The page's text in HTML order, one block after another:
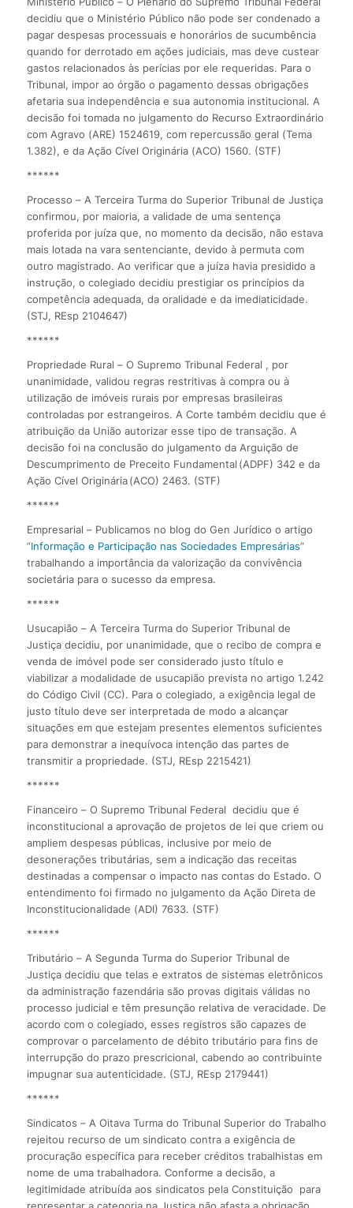
decidiu que o Ministério Público não pode ser condenado a
pagar despesas processuais e honorários de sucumbência
quando for derrotado em ações judiciais, mas deve custear
gastos relacionados às perícias por ele requeridas. Para o
Tribunal, impor ao órgão o pagamento dessas obrigações
afetaria sua independência e sua autonomia institucional. A
decisão foi tomada no julgamento do Recurso Extraordinário
com Agravo (ARE) 1524619, com repercussão geral (Tema
1.382), e da Ação Cível Originária (ACO) 1560. (STF)
******
Processo – A Terceira Turma do Superior Tribunal de Justiça
confirmou, por maioria, a validade de uma sentença
proferida por juíza que, no momento da decisão, não estava
mais lotada na vara sentenciante, devido à permuta com
outro magistrado. Ao verificar que a juíza havia presidido a
instrução, o colegiado decidiu prestigiar os princípios da
competência adequada, da oralidade e da imediaticidade.
(STJ, REsp 2104647)
******
Propriedade Rural – O Supremo Tribunal Federal , por
unanimidade, validou regras restritivas à compra ou à
utilização de imóveis rurais por empresas brasileiras
controladas por estrangeiros. A Corte também decidiu que é
atribuição da União autorizar esse tipo de transação. A
decisão foi na conclusão do julgamento da Arguição de
Descumprimento de Preceito Fundamental (ADPF) 342 e da
Ação Cível Originária (ACO) 2463. (STF)
******
Empresarial – Publicamos no blog do Gen Jurídico o artigo
“Informação e Participação nas Sociedades Empresárias”
trabalhando a importância da valorização da convivência
societária para o sucesso da empresa.
******
Usucapião – A Terceira Turma do Superior Tribunal de
Justiça decidiu, por unanimidade, que o recibo de compra e
venda de imóvel pode ser considerado justo título e
viabilizar a modalidade de usucapião prevista no artigo 1.242
do Código Civil (CC). Para o colegiado, a exigência legal de
justo título deve ser interpretada de modo a alcançar
situações em que estejam presentes elementos suficientes
para demonstrar a inequívoca intenção das partes de
transmitir a propriedade. (STJ, REsp 2215421)
******
Financeiro – O Supremo Tribunal Federal decidiu que é
inconstitucional a aprovação de projetos de lei que criem ou
ampliem despesas públicas, inclusive por meio de
desonerações tributárias, sem a indicação das receitas
destinadas a compensar o impacto nas contas do Estado. O
entendimento foi firmado no julgamento da Ação Direta de
Inconstitucionalidade (ADI) 7633. (STF)
******
Tributário – A Segunda Turma do Superior Tribunal de
Justiça decidiu que telas e extratos de sistemas eletrônicos
da administração fazendária são provas digitais válidas no
processo judicial e têm presunção relativa de veracidade. De
acordo com o colegiado, esses registros são capazes de
comprovar o parcelamento de débito tributário para fins de
interrupção do prazo prescricional, cabendo ao contribuinte
impugnar sua autenticidade. (STJ, REsp 2179441)
******
Sindicatos – A Oitava Turma do Tribunal Superior do Trabalho
rejeitou recurso de um sindicato contra a exigência de
procuração específica para receber créditos trabalhistas em
nome de uma trabalhadora. Conforme a decisão, a
legitimidade atribuída aos sindicatos pela Constituição para
representar a categoria na Justiça não afasta a obrigação.